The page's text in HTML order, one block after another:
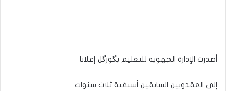
أصدرت الإدارة الجهوية للتعليم بگورگل إعلانا
إلى العقدويين السابقين أسبقية ثلاث سنوات